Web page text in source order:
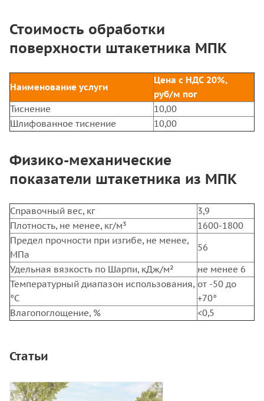
Стоимость обработки
поверхности штакетника МПК
Наименование услуги
Цена с НДС 20%,
руб/м пог
Тиснение
10,00
Шлифованное тиснение
10,00
Физико-механические
показатели штакетника из МПК
Справочный вес, кг
3,9
Плотность, не менее, кг/м³
1600-1800
Предел прочности при изгибе, не менее,
МПа
56
Удельная вязкость по Шарпи, кДж/м²
не менее 6
Температурный диапазон использования,
°С
от -50 до
+70°
Влагопоглощение, %
<0,5
Статьи